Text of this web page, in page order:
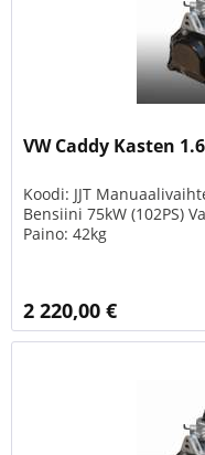
VW Caddy Kasten
Koodi: JJT
Bensiini 75kW (102PS)
Paino: 42kg
2 220,00 €